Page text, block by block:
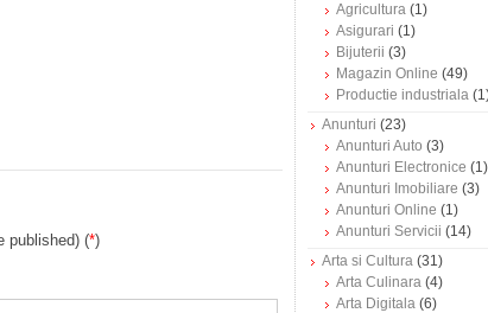
published) (*)
Agricultura (1)
Asigurari (1)
Bijuterii (3)
Magazin Online (49)
Productie industriala
Anunturi (23)
Anunturi Auto (3)
Anunturi Electronice (1)
Anunturi Imobiliare (3)
Anunturi Online (1)
Anunturi Servicii (14)
Arta si Cultura (31)
Arta Culinara (4)
Arta Digitala (6)